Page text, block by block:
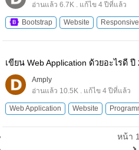
อ่านแล้ว 6.7K . แก้ไข 4 ปีที่แล้ว
Bootstrap Website
เขียน Web Application ด้วยอะไรดี ปี
Amply
อ่านแล้ว 10.5K . แก้ไข 4 ปีที่แล้ว
Web Application Website
หน้า